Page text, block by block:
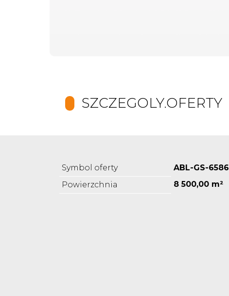
SZCZEGOLY.OFERTY
Symbol oferty
ABL-GS-6586
Powierzchnia
8 500,00 m²